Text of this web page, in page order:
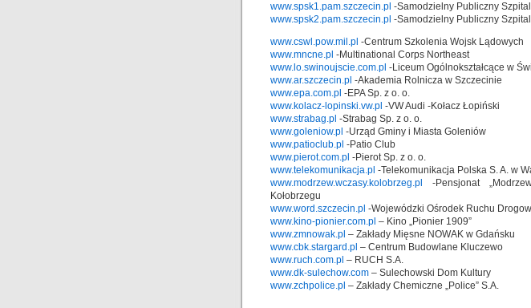
www.spsk1.pam.szczecin.pl -Samodzielny Publiczny
www.spsk2.pam.szczecin.pl -Samodzielny Publiczny
www.cswl.pow.mil.pl -Centrum Szkolenia Wojsk Lądowych
www.mncne.pl -Multinational Corps Northeast
www.lo.swinoujscie.com.pl -Liceum Ogólnokształcące w
www.ar.szczecin.pl -Akademia Rolnicza w Szczecinie
www.epa.com.pl -EPA Sp. z o. o.
www.kolacz-lopinski.vw.pl -VW Audi -Kołacz Łopiński
www.strabag.pl -Strabag Sp. z o. o.
www.goleniow.pl -Urząd Gminy i Miasta Goleniów
www.patioclub.pl -Patio Club
www.pierot.com.pl -Pierot Sp. z o. o.
www.telekomunikacja.pl -Telekomunikacja Polska S. A. w
www.modrzew.wczasy.kolobrzeg.pl
-Pensjonat
Kołobrzegu
www.word.szczecin.pl -Wojewódzki Ośrodek Ruchu
www.kino-pionier.com.pl – Kino „Pionier 1909”
www.zmnowak.pl – Zakłady Mięsne NOWAK w Gdańsku
www.cbk.stargard.pl – Centrum Budowlane Kluczewo
www.ruch.com.pl – RUCH S.A.
www.dk-sulechow.com – Sulechowski Dom Kultury
www.zchpolice.pl – Zakłady Chemiczne „Police” S.A.